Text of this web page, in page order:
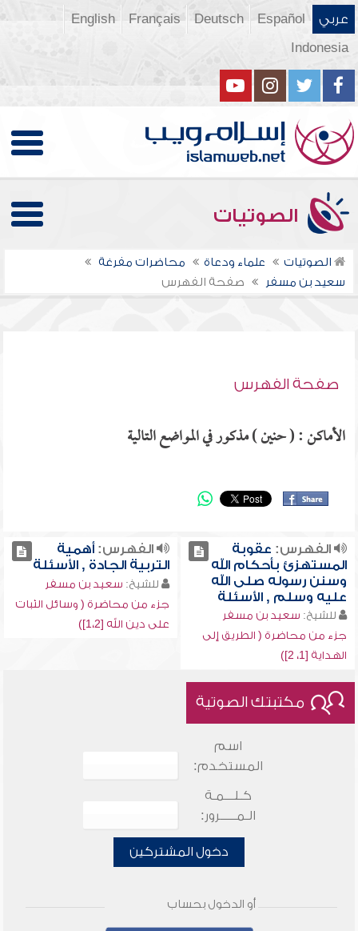
عربي Español
Deutsch
Français
English
Indonesia
الصوتيات
الصوتيات علماء ودعاة
محاضرات مفرغة
سعيد بن مسفر
صفحة الفهرس
صفحة الفهرس
الأماكن : ( حنين ) مذكور في المواضع التالية
الفهرس: عقوبة
المستهزئ بأحكام الله
وسنن رسوله صلى الله
عليه وسلم , الأسئلة
للشيخ: سعيد بن مسفر
جزء من محاضرة ( الطريق إلى
الهداية [1، 2])
الفهرس:أهمية
التربية الجادة , الأسئلة
للشيخ: سعيد بن مسفر
جزء من محاضرة ( وسائل الثبات
على دين الله [1،2])
مكتبتك الصوتية
اسم
المستخدم:
كـلـــمـة
الـمـــــرور:
دخول المشتركين
أو الدخول بحساب